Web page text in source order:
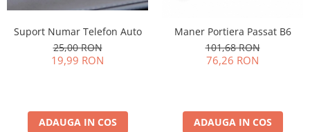
Suport Numar Telefon Auto
25,00 RON
19,99 RON
ADAUGA IN COS
Maner Portiera Passat B6
101,68 RON
76,26 RON
ADAUGA IN COS